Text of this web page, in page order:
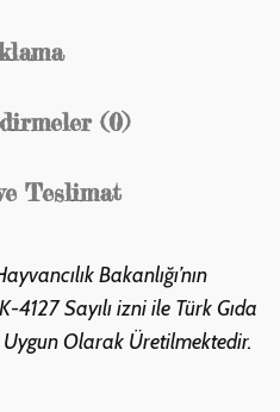
(0)
Teslimat
Bakanlığı’nın
Sayılı izni ile Türk Gıda
Olarak Üretilmektedir.